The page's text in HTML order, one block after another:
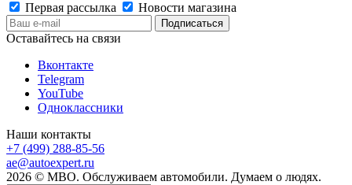
Первая рассылка
Новости магазина
Оставайтесь на связи
Вконтакте
Telegram
YouTube
Одноклассники
Наши контакты
+7 (499) 288-85-56
ae@autoexpert.ru
2026 © МВО. Обслуживаем автомобили. Думаем о людях.